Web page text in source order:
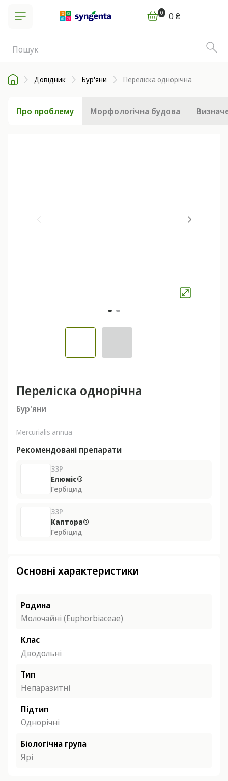
0 0 ₴
Довідник Бур'яни Переліска однорічна
Про проблему Морфологічна будова
Переліска однорічна
Бур'яни
Mercurialis annua
Рекомендовані препарати
ЗЗР
Елюміс®
Гербіцид
ЗЗР
Каптора®
Гербіцид
Основні характеристики
Родина
Молочайні (Euphorbiaceae)
Клас
Дводольні
Тип
Непаразитні
Підтип
Однорічні
Біологічна група
Ярі